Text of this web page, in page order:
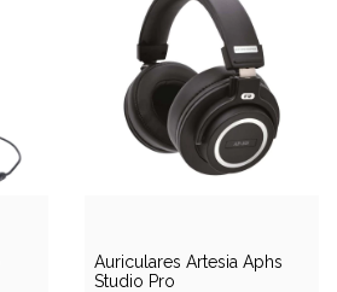
Auriculares Artesia Aphs
Studio Pro